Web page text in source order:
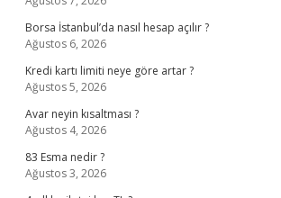
Borsa İstanbul’da nasıl hesap açılır ?
Ağustos 6, 2026
Kredi kartı limiti neye göre artar ?
Ağustos 5, 2026
Avar neyin kısaltması ?
Ağustos 4, 2026
83 Esma nedir ?
Ağustos 3, 2026